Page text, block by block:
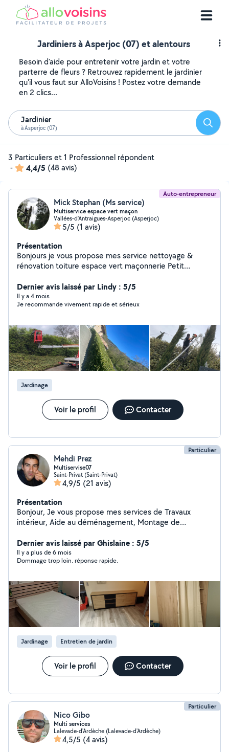
Jardiniers à Asperjoc (07) et alentours
Besoin d'aide pour entretenir votre jardin et votre
parterre de fleurs ? Retrouvez rapidement le jardinier
qu'il vous faut sur AlloVoisins ! Postez votre demande
en 2 clics...
Jardinier
à Asperjoc (07)
3 Particuliers et 1 Professionnel répondent
-
4,4/5 (48 avis)
Auto-entrepreneur
Mick Stephan (Ms service)
Multiservice espace vert maçon
Vallées-d'Antraigues-Asperjoc (Asperjoc)
5/5 (1 avis)
Présentation
Bonjours je vous propose mes service nettoyage &
rénovation toiture espace vert maçonnerie Petit
Dernier avis laissé par Lindy : 5/5
Il y a 4 mois
Je recommande vivement rapide et sérieux
Jardinage
Voir le profil Contacter
Particulier
Mehdi Prez
Multiservise07
Saint-Privat (Saint-Privat)
4,9/5 (21 avis)
Présentation
Bonjour, Je vous propose mes services de Travaux
intérieur, Aide au déménagement, Montage de
luminère, Dépose et pose de vmc, plomberie, petite
électricité... électroménagers, ect... ect... Travaux
extérieurs... Tonte débroussaillage, taille, et toute
domaine du bâtiment et d'espace vert j'ai acquis de
nombreuses connaissances et savoir faire. J'accepte le
CESU,( Chèque emploi service) N'hésitez pas à me
contacter À bientôt Mehdi
Dernier avis laissé par Ghislaine : 5/5
Il y a plus de 6 mois
Dommage trop loin. réponse rapide.
Jardinage Entretien de jardin
Voir le profil Contacter
Particulier
Nico Gibo
Multi services
Lalevade-d'Ardèche (Lalevade-d'Ardèche)
4,5/5 (4 avis)